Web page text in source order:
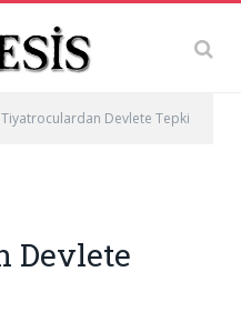
Tiyatroculardan Devlete Tepki
Devlete